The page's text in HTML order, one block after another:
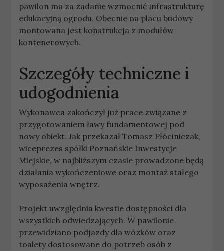
pawilon ma za zadanie wzmocnić infrastrukturę
edukacyjną ogrodu. Obecnie na placu budowy
montowana jest konstrukcja z modułów
kontenerowych.
Szczegóły techniczne i
udogodnienia
Wykonawca zakończył już prace związane z
przygotowaniem ławy fundamentowej pod
nowy obiekt. Jak przekazał Tomasz Płóciniczak,
wiceprezes spółki Poznańskie Inwestycje
Miejskie, w najbliższym czasie prowadzone będą
działania wykończeniowe oraz montaż stałego
wyposażenia wnętrz.
Projekt uwzględnia kwestie dostępności dla
wszystkich odwiedzających. W pawilonie
przewidziano podjazdy dla wózków oraz
toalety dostosowane do potrzeb osób z